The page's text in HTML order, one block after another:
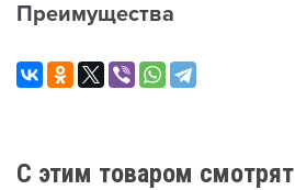
Преимущества
C этим товаром смотрят